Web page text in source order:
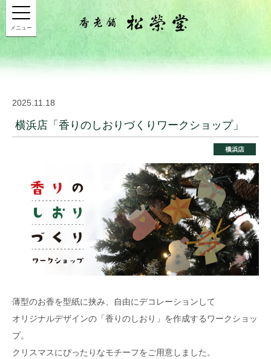
メニュー
2025.11.18
横浜店「香りのしおりづくりワークショップ」
薄型のお香を型紙に挟み、自由にデコレーションして
オリジナルデザインの「香りのしおり」を作成するワークショッ
プ。
クリスマスにぴったりなモチーフをご用意しました。